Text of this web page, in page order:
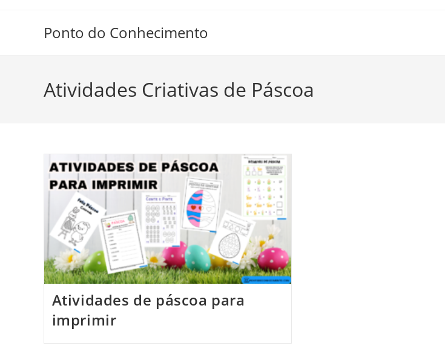
Ponto do Conhecimento
Atividades Criativas de Páscoa
Atividades de páscoa para
imprimir